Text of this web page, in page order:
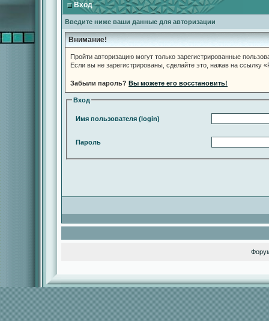
Вход
Введите ниже ваши данные для авторизации
Внимание!
Пройти авторизацию могут только зарегистрированные
Если вы не зарегистрированы, сделайте это, нажав на ссылку
Забыли пароль? Вы можете его восстановить!
Вход
Имя пользователя (login)
Пароль